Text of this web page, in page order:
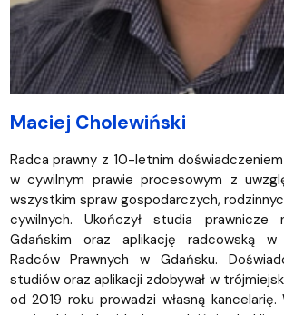
Maciej Cholewiński
Radca prawny z 10-letnim
w cywilnym prawie procesowym z
wszystkim spraw gospodarczych,
cywilnych. Ukończył studia prawnicze
Gdańskim oraz aplikację radcowską w
Radców Prawnych w Gdańsku.
studiów oraz aplikacji zdobywał w
od 2019 roku prowadzi własną